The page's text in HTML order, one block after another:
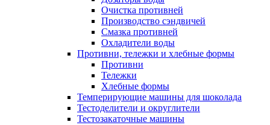
Очистка противней
Производство сэндвичей
Смазка противней
Охладители воды
Противни, тележки и хлебные формы
Противни
Тележки
Хлебные формы
Темперирующие машины для шоколада
Тестоделители и округлители
Тестозакаточные машины